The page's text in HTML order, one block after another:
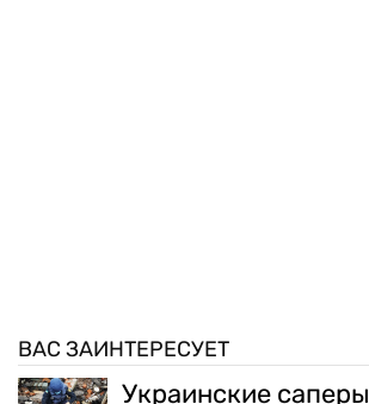
ВАС ЗАИНТЕРЕСУЕТ
Украинские саперы